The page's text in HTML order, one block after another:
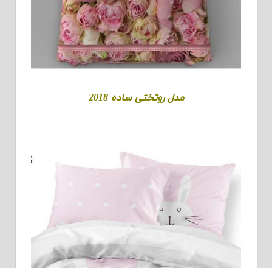
مدل روتختی ساده 2018